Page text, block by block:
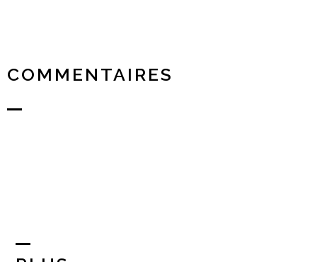
COMMENTAIRES